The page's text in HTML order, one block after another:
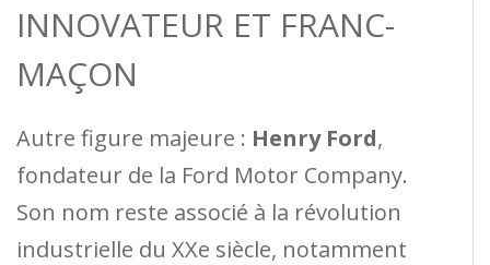
INNOVATEUR ET FRANC-
MAÇON
Autre figure majeure : Henry Ford,
fondateur de la Ford Motor Company.
Son nom reste associé à la révolution
industrielle du XXe siècle, notamment